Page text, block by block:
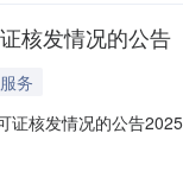
核发情况的公告
服务
证核发情况的公告
源管理、节约、保